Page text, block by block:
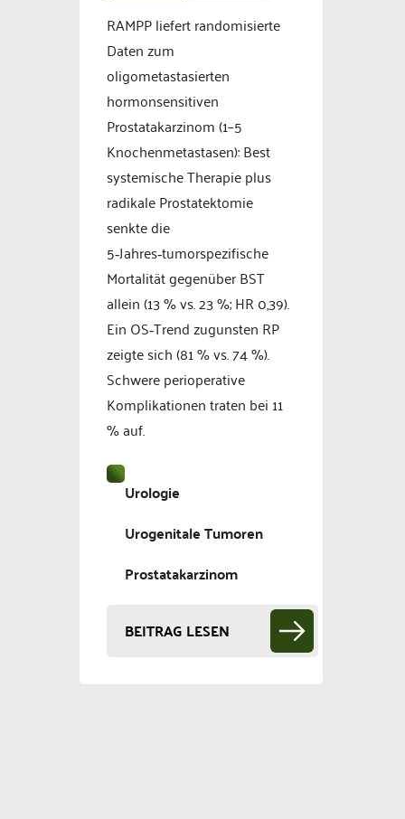
RAMPP liefert randomisierte
Daten zum
oligometastasierten
hormonsensitiven
Prostatakarzinom (1–5
Knochenmetastasen): Best
systemische Therapie plus
radikale Prostatektomie
senkte die
5‑Jahres‑tumorspezifische
Mortalität gegenüber BST
allein (13 % vs. 23 %; HR 0,39).
Ein OS‑Trend zugunsten RP
zeigte sich (81 % vs. 74 %).
Schwere perioperative
Komplikationen traten bei 11
% auf.
Urologie
Urogenitale Tumoren
Prostatakarzinom
BEITRAG LESEN